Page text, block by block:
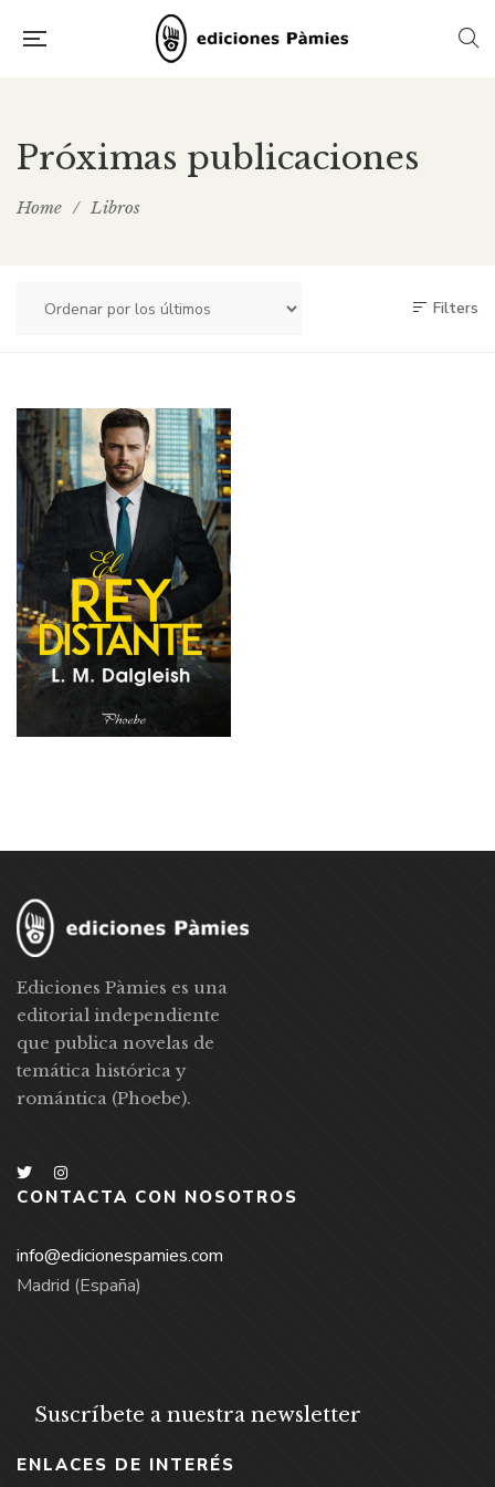
Próximas publicaciones
Home / Libros
Filters
Ediciones Pàmies es una
editorial independiente
que publica novelas de
temática histórica y
romántica (Phoebe).
CONTACTA CON NOSOTROS
info@edicionespamies.com
Madrid (España)
Suscríbete a nuestra newsletter
ENLACES DE INTERÉS